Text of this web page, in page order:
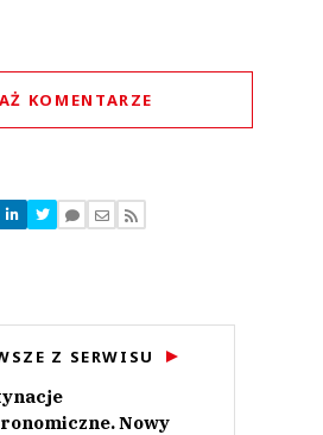
KOMENTARZE
komentarzy
swoje komentarze
Z SERWISU
Nowy